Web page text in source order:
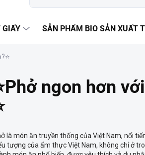
GIẤY SẢN PHẨM BIO SẢN XUẤT
ngon hơn
là món ăn truyền thống của Việt Nam, nổi
tượng của ẩm thực Việt Nam, không chỉ ở